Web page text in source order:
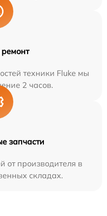
техники Fluke мы
2 часов.
запчасти
от производителя в
складах.